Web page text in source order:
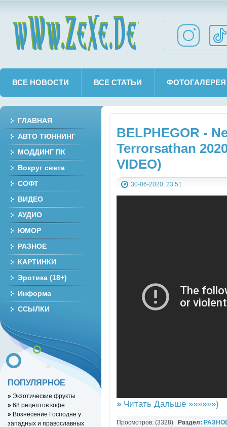
ВСЕ НОВОСТИ ВСЕ СТАТЬИ ФОТОГАЛЕРЕЯ
BELPHEGOR -
Terrorsathan
VIDEO)
30-06-2020, 23:51
» Читать Дальше »»»»»»)
Просмотров: (3328) Раздел:
ГЛАВНАЯ
АВТО ТЮННИНГ
МОДДИНГ ПК
Вокруг света
СОФТ
ВИДЕО
АУДИО
ЮМОР
РАЗНОЕ
КАРТИНКИ
Эротика (18+)
Информа
ССЫЛКИ
ПОПУЛЯРНОЕ
» Экзотические фрукты
» 68 рецептов кофе
» Вознесение Господне у
западных и православных